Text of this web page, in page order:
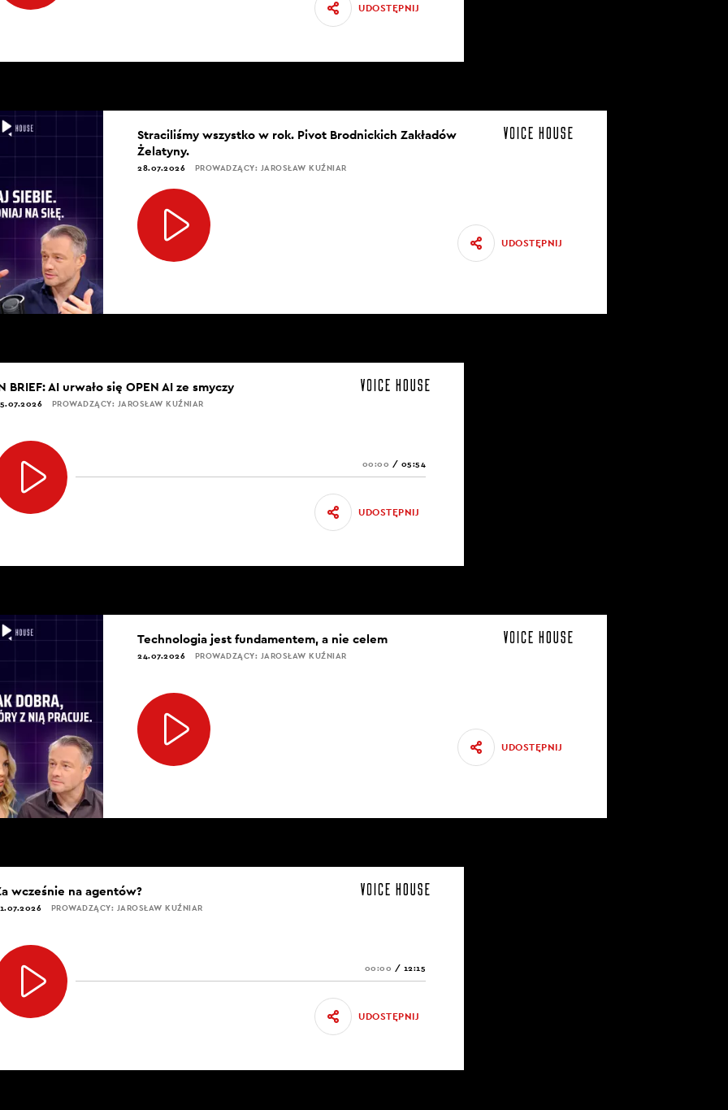
UDOSTĘPNIJ
Straciliśmy wszystko w rok. Pivot Brodnickich Zakładów
Żelatyny.
28.07.2026 PROWADZĄCY: JAROSŁAW KUŹNIAR
UDOSTĘPNIJ
BRIEF: AI urwało się OPEN AI ze smyczy
PROWADZĄCY: JAROSŁAW KUŹNIAR
00:00 / 05:54
UDOSTĘPNIJ
Technologia jest fundamentem, a nie celem
24.07.2026 PROWADZĄCY: JAROSŁAW KUŹNIAR
UDOSTĘPNIJ
wcześnie na agentów?
PROWADZĄCY: JAROSŁAW KUŹNIAR
00:00 / 12:15
UDOSTĘPNIJ